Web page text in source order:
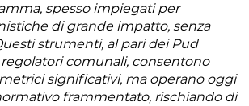
spesso impiegati per
di grande impatto, senza
strumenti, al pari dei Pud
comunali, consentono
significativi, ma operano oggi
frammentato, rischiando di